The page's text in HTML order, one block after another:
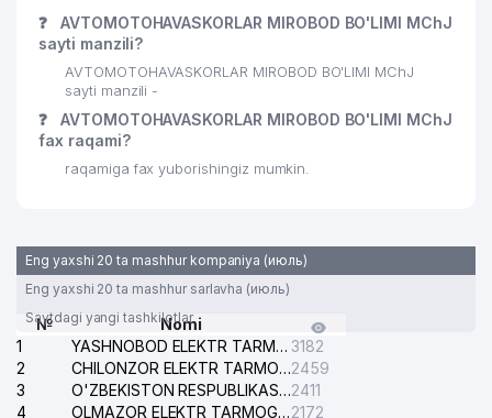
❓
AVTOMOTOHAVASKORLAR MIROBOD BO'LIMI MChJ
sayti manzili?
AVTOMOTOHAVASKORLAR MIROBOD BO'LIMI MChJ
sayti manzili -
❓
AVTOMOTOHAVASKORLAR MIROBOD BO'LIMI MChJ
fax raqami?
raqamiga fax yuborishingiz mumkin.
Eng yaxshi 20 ta mashhur kompaniya (июль)
Eng yaxshi 20 ta mashhur sarlavha (июль)
Saytdagi yangi tashkilotlar
№
Nomi
1
YASHNOBOD ELEKTR TARMOG'I NOSOZLIKLARI XIZMATI 3182
2
CHILONZOR ELEKTR TARMOG'I NOSOZLIK XIZMATI2459
3
O'ZBEKISTON RESPUBLIKASI BOSH PROKURATURASI ISHONCH TELEFONI2411
4
OLMAZOR ELEKTR TARMOG'I NOSOZLIKLARI XIZMATI2172